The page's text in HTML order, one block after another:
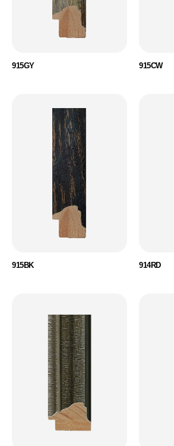
915GY 915CW
915BK 914RD